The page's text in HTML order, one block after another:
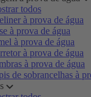
todos
à prova de água
à prova de água
à prova de água
à prova de água
à prova de água
de sobrancelhas à